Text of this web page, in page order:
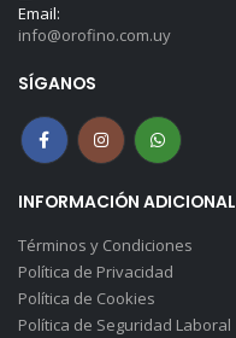
Email:
info@orofino.com.uy
SÍGANOS
INFORMACIÓN ADICIONAL
Términos y Condiciones
Política de Privacidad
Política de Cookies
Política de Seguridad Laboral